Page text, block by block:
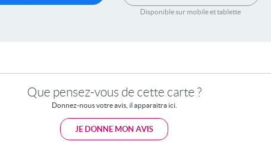
Disponible sur mobile et tablette
Que pensez-vous de cette carte ?
Donnez-nous votre avis, il apparaitra ici.
JE DONNE MON AVIS